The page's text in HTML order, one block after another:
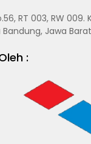
RT 003, RW 009.
Bandung, Jawa
: